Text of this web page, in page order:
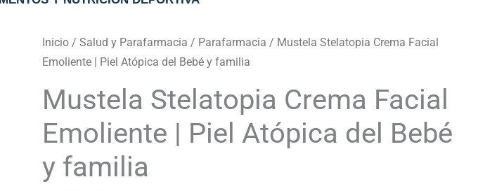
Inicio /Salud y Parafarmacia / Parafarmacia / Mustela Stelatopia Crema Facial
Emoliente | Piel Atópica del Bebé y familia
Mustela Stelatopia Crema Facial
Emoliente | Piel Atópica del Bebé
y familia
Mustela
Stelatopia
Facial
Emoliente
|
Piel
Atópica